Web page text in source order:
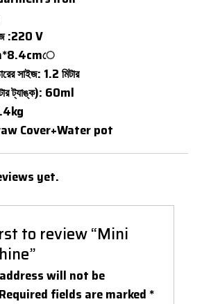
:220 V
সাইজ: 1.2 মিটার
ট্যাঙ্ক): 60ml
Cover+Water pot
yet.
to review “Mini
will not be
Required fields are marked *